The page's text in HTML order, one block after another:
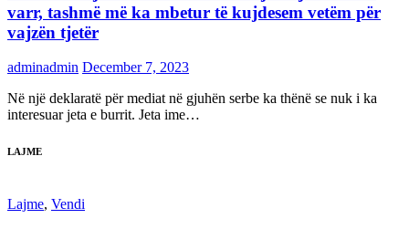
varr, tashmë më ka mbetur të kujdesem vetëm për
vajzën tjetër
adminadmin December 7, 2023
Në një deklaratë për mediat në gjuhën serbe ka thënë se nuk i ka
interesuar jeta e burrit. Jeta ime…
LAJME
Lajme, Vendi